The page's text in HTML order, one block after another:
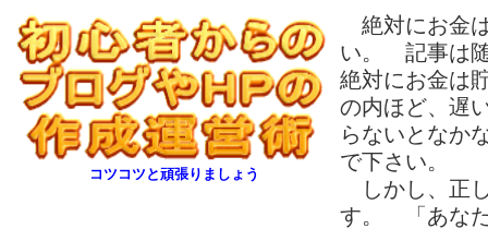
コツコツと頑張りましょう
絶対にお金
い。 記事は随
絶対にお金は
の内ほど、遅
らないとなか
で下さい。
しかし、正
す。 「あなた